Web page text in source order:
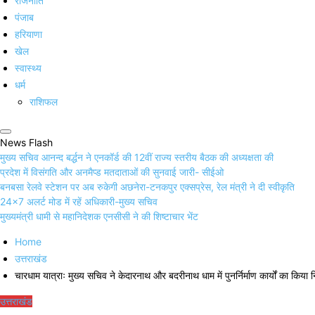
पंजाब
हरियाणा
खेल
स्वास्थ्य
धर्म
राशिफल
News Flash
मुख्य सचिव आनन्द बर्द्धन ने एनकॉर्ड की 12वीं राज्य स्तरीय बैठक की अध्यक्षता की
प्रदेश में विसंगति और अनमैप्ड मतदाताओं की सुनवाई जारी- सीईओ
बनबसा रेलवे स्टेशन पर अब रुकेगी अछनेरा-टनकपुर एक्सप्रेस, रेल मंत्री ने दी स्वीकृति
24×7 अलर्ट मोड में रहें अधिकारी-मुख्य सचिव
मुख्यमंत्री धामी से महानिदेशक एनसीसी ने की शिष्टाचार भेंट
Home
उत्तराखंड
चारधाम यात्राः मुख्य सचिव ने केदारनाथ और बदरीनाथ धाम में पुनर्निर्माण कार्यों का किया
उत्तराखंड